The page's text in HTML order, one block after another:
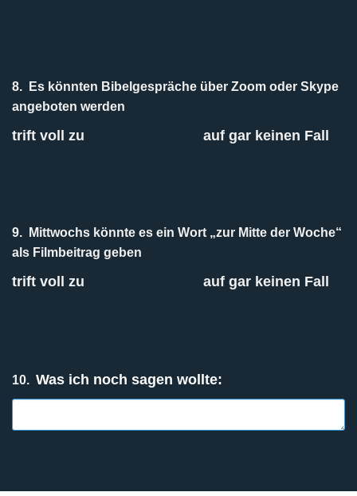
8.
Es könnten Bibelgespräche über Zoom oder Skype
angeboten werden
trift voll zu auf gar keinen Fall
9.
Mittwochs könnte es ein Wort „zur Mitte der Woche“
als Filmbeitrag geben
trift voll zu auf gar keinen Fall
10. Was ich noch sagen wollte: